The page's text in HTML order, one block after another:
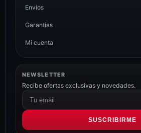
Envíos
Garantías
Mi cuenta
NEWSLETTER
Recibe ofertas exclusivas y novedades.
Correo
electrónico
SUSCRIBIRME